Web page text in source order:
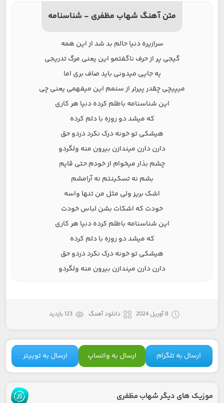
متن آهنگ شهاب مظفری - شناسنامه
سرازیره دنیا حالم بد شد از این همه
گیجی پر از حرف ناگفتمو این یعنی مرگ تدریجی
یه جایی میدونی باید صاف بری اما
میپیچی چقدر پیرتر از سنمم این میفهمی یعنی چی
این شناسنامه باطلم کرده دنیا هر کاری
که میشد دو روزه با دلم کرده
هیشکی تو خونه درک نکرد دردو حق
دارن دارن میندازن بیرون منه ولگردو
چشم بذار میخوام از خودم حتی قایم
بشم نه تسکینتم نه آرامشم
اشک بریز ولی مثل من تنها واسه
خودت که اشکات بشن لباس خودت
این شناسنامه باطلم کرده دنیا هر کاری
که میشد دو روزه با دلم کرده
هیشکی تو خونه درک نکرد دردو حق
دارن دارن میندازن بیرون منه ولگردو
8 آوریل 2024 دانلود آهنگ 123 بازدید
ارسال به تلگرام ارسال به واتساپ ارسال به توییتر
موزیک های دیگر شهاب مظفری